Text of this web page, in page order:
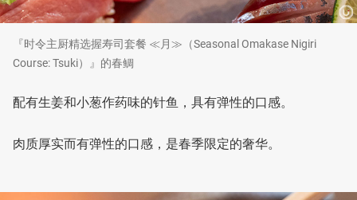
『时令主厨精选握寿司套餐 ≪月≫（Seasonal Omakase Nigiri
Course: Tsuki）』的春鲷
配有生姜和小葱作药味的针鱼，具有弹性的口感。
肉质厚实而有弹性的口感，是春季限定的奢华。